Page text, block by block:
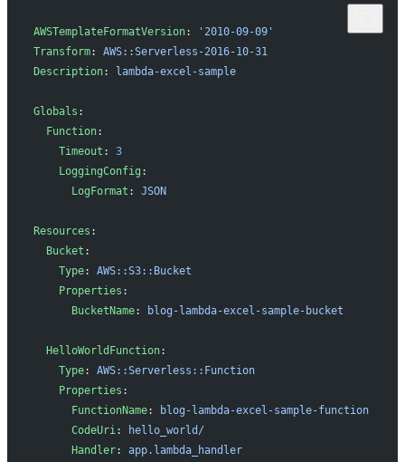
AWSTemplateFormatVersion:
'2010-09-09'
Transform: AWS::Serverless-2016-10-31
Description: lambda-excel-sample
Globals :
  Function
:
    Timeout
: 3
    LoggingConfig
:
      LogFormat
: JSON
Resources :
  Bucket
:
    Type
: AWS::S3::Bucket
    Properties
:
      BucketName
: blog-lambda-excel-sample-bucket
  HelloWorldFunction
:
    Type
: AWS::Serverless::Function
    Properties
:
      FunctionName
:
blog-lambda-excel-sample-function
      CodeUri
:
hello_world/
      Handler
: app.lambda_handler